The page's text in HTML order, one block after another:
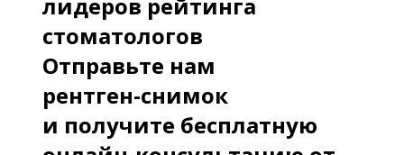
стоматологов
Отправьте нам
рентген-снимок
и получите бесплатную